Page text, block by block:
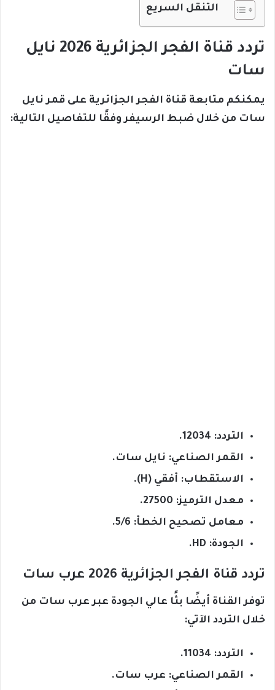
التنقل السريع
تردد قناة الفجر الجزائرية 2026 نايل
سات
يمكنكم متابعة قناة الفجر الجزائرية على قمر نايل
سات من خلال ضبط الرسيفر وفقًا للتفاصيل التالية:
التردد: 12034.
القمر الصناعي: نايل سات.
الاستقطاب: أفقي (H).
معدل الترميز: 27500.
معامل تصحيح الخطأ: 5/6.
الجودة: HD.
تردد قناة الفجر الجزائرية 2026 عرب سات
توفر القناة أيضًا بثًا عالي الجودة عبر عرب سات من
خلال التردد الآتي:
التردد: 11034.
القمر الصناعي: عرب سات.